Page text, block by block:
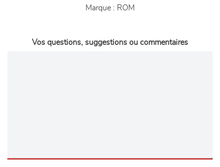
Marque : ROM
Vos questions, suggestions ou commentaires